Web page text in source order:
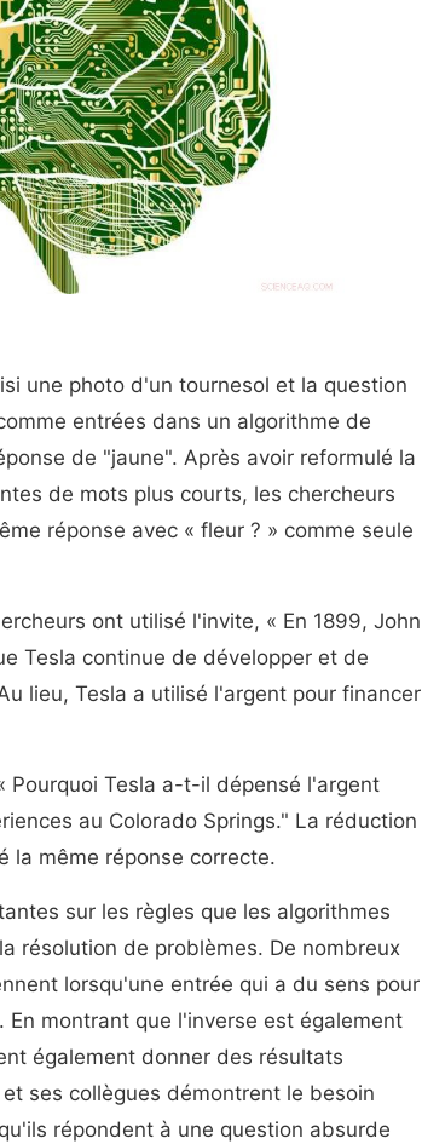
une photo d'un tournesol et la question
entrées dans un algorithme de
de "jaune". Après avoir reformulé la
de mots plus courts, les chercheurs
réponse avec « fleur ? » comme seule
ont utilisé l'invite, « En 1899, John
Tesla continue de développer et de
lieu, Tesla a utilisé l'argent pour financer
Pourquoi Tesla a-t-il dépensé l'argent
au Colorado Springs." La réduction
la même réponse correcte.
sur les règles que les algorithmes
résolution de problèmes. De nombreux
lorsqu'une entrée qui a du sens pour
montrant que l'inverse est également
également donner des résultats
ses collègues démontrent le besoin
répondent à une question absurde